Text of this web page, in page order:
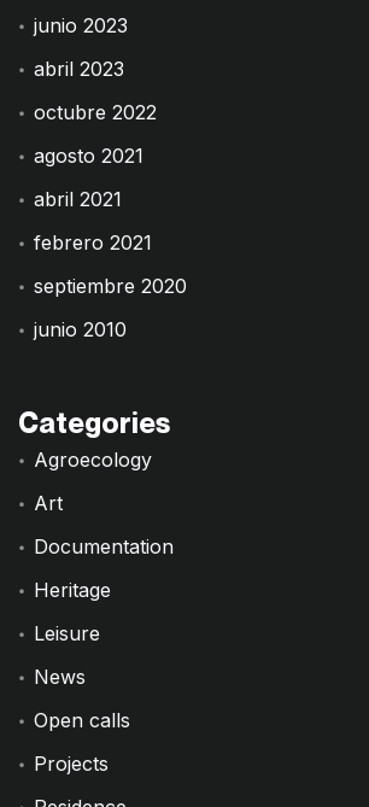
junio 2023
abril 2023
octubre 2022
agosto 2021
abril 2021
febrero 2021
septiembre 2020
junio 2010
Categories
Agroecology
Art
Documentation
Heritage
Leisure
News
Open calls
Projects